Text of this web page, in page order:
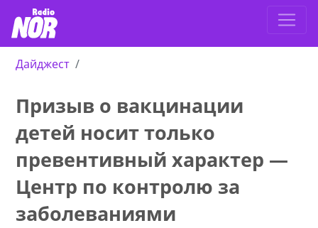
Дайджест
Призыв о вакцинации
детей носит только
превентивный характер —
Центр по контролю за
заболеваниями